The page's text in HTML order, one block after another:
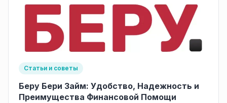
Статьи и советы
Беру Бери Займ: Удобство, Надежность и
Преимущества Финансовой Помощи